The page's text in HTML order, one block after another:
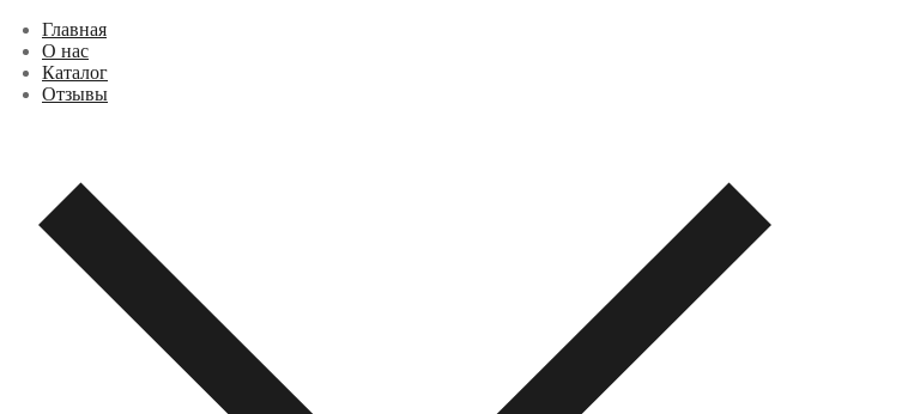
Перейти
содержимому
Меню
Закрыть
Главная
О нас
Каталог
Отзывы